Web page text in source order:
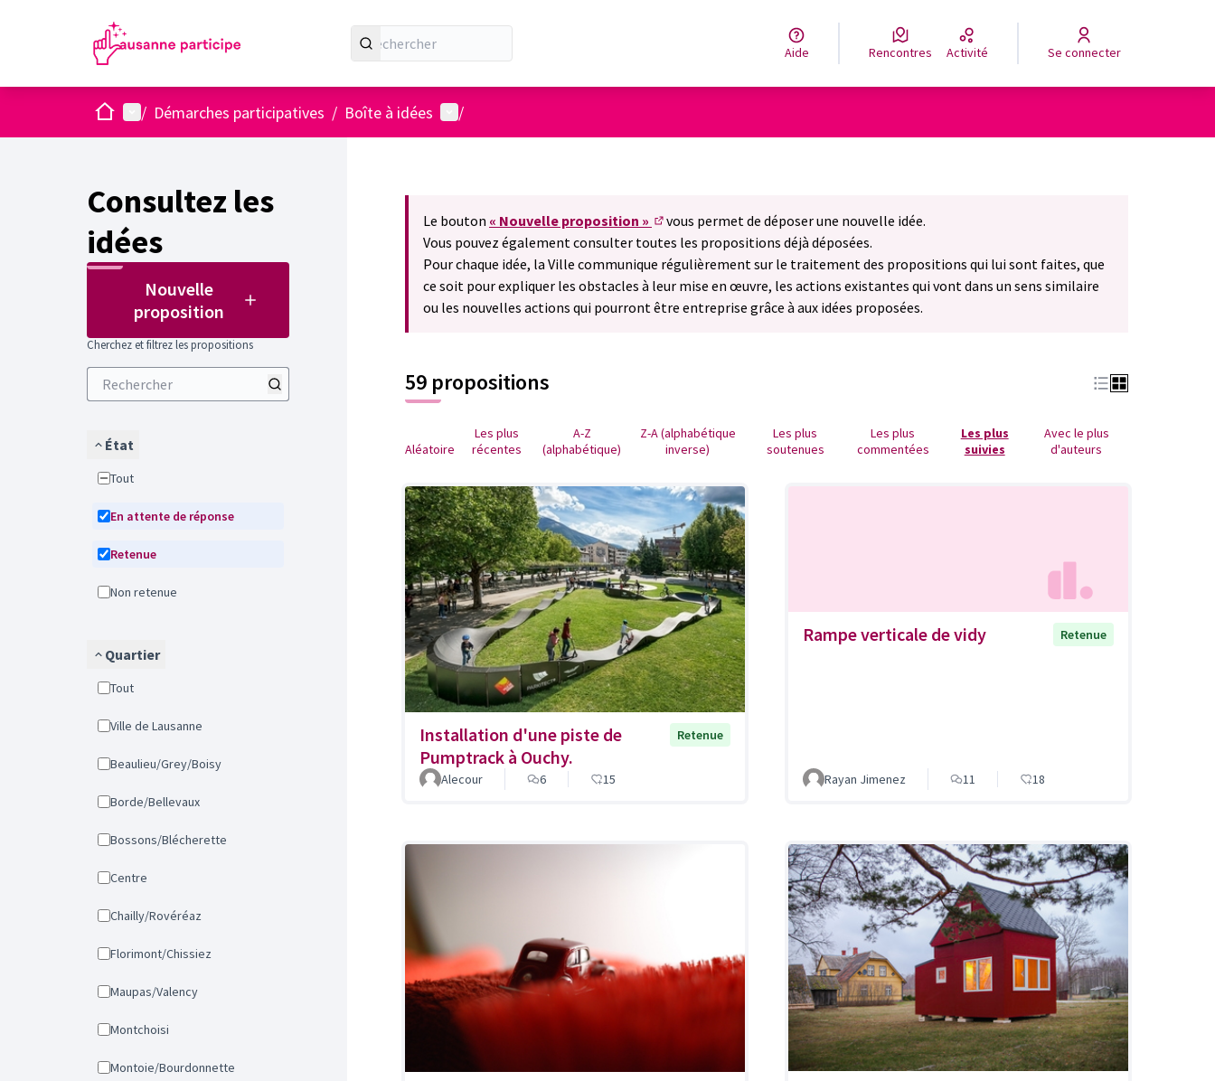
Aide Rencontres Activité Se connecter
AccueilMenu principal
/ Démarches participatives / Boîte à idées Menu utilisateur
/
Consultez les
idées
Nouvelle
proposition
Cherchez et filtrez les propositions
État
Tout
En attente de réponse
Retenue
Non retenue
Quartier
Tout
Ville de Lausanne
Beaulieu/Grey/Boisy
Borde/Bellevaux
Bossons/Blécherette
Centre
Chailly/Rovéréaz
Florimont/Chissiez
Maupas/Valency
Montchoisi
Montoie/Bourdonnette
Le bouton « Nouvelle proposition »
(S'ouvre dans un nouvel onglet)
vous permet de déposer une nouvelle idée.
Vous pouvez également consulter toutes les propositions déjà déposées.
Pour chaque idée, la Ville communique régulièrement sur le traitement des propositions qui lui sont faites, que
ce soit pour expliquer les obstacles à leur mise en œuvre, les actions existantes qui vont dans un sens similaire
ou les nouvelles actions qui pourront être entreprise grâce à aux idées proposées.
59 propositions
Aléatoire
Les plus
récentes
A-Z
(alphabétique)
Z-A (alphabétique
inverse)
Les plus
soutenues
Les plus
commentées
Les plus
suivies
Avec le plus
d'auteurs
Installation d'une piste de
Pumptrack à Ouchy.
Retenue
Alecour 6 15
Rampe verticale de vidy Retenue
Rayan Jimenez 11 18